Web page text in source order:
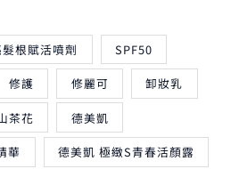
根賦活噴劑 SPF50
修護 修麗可 卸妝乳
茶花 德美凱
華 德美凱 極緻S青春活顏露